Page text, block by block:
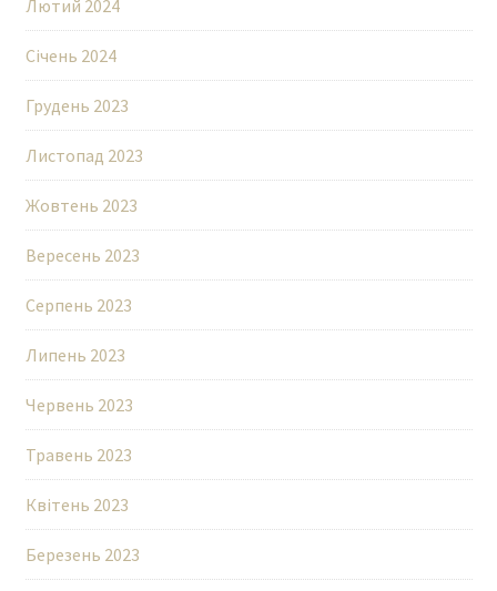
Лютий 2024
Січень 2024
Грудень 2023
Листопад 2023
Жовтень 2023
Вересень 2023
Серпень 2023
Липень 2023
Червень 2023
Травень 2023
Квітень 2023
Березень 2023